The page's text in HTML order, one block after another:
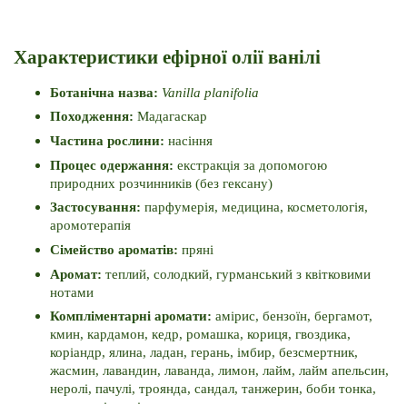
Характеристики ефірної олії ванілі
Ботанічна назва: Vanilla planifolia
Походження: Мадагаскар
Частина рослини: насіння
Процес одержання: екстракція за допомогою
природних розчинників (без гексану)
Застосування: парфумерія, медицина, косметологія,
аромотерапія
Сімейство ароматів: пряні
Аромат: теплий, солодкий, гурманський з квітковими
нотами
Компліментарні аромати: амірис, бензоїн, бергамот,
кмин, кардамон, кедр, ромашка, кориця, гвоздика,
коріандр, ялина, ладан, герань, імбир, безсмертник,
жасмин, лавандин, лаванда, лимон, лайм, лайм апельсин,
неролі, пачулі, троянда, сандал, танжерин, боби тонка,